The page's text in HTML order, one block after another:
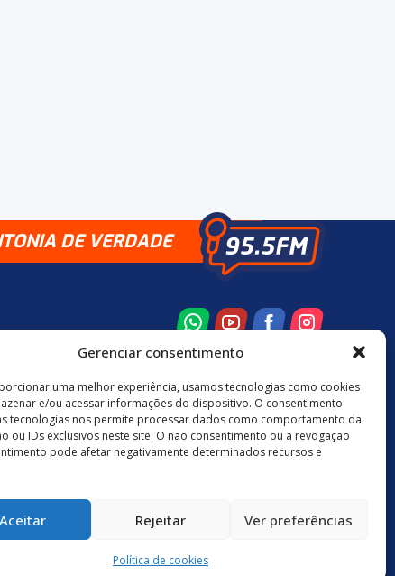
Gerenciar consentimento
uma melhor experiência, usamos tecnologias como cookies
e/ou acessar informações do dispositivo. O consentimento
tecnologias nos permite processar dados como comportamento da
ou IDs exclusivos neste site. O não consentimento ou a revogação
pode afetar negativamente determinados recursos e
Aceitar Rejeitar Ver preferências
Política de cookies
DE VERDADE
0137 48 9880-84667